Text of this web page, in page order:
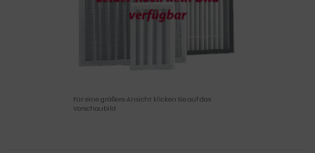
Für eine größere Ansicht klicken Sie auf das
Vorschaubild